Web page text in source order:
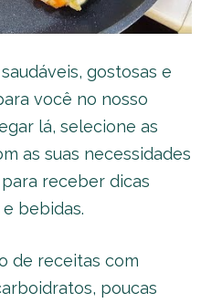
gostosas e
você no nosso
lá, selecione as
as suas necessidades
receber dicas
bebidas.
de receitas com
poucas